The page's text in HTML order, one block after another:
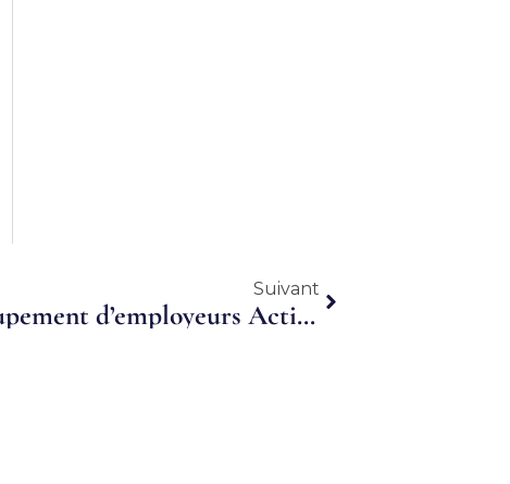
Suivant
Pontivy (Morbihan). Groupement d’employeurs Activy : 70 entreprises, 60 salariés et un nouveau directeur…